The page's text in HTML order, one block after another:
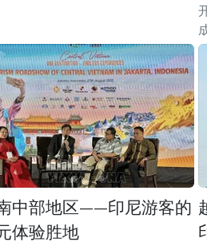
中部地区——印尼游客的
体验胜地